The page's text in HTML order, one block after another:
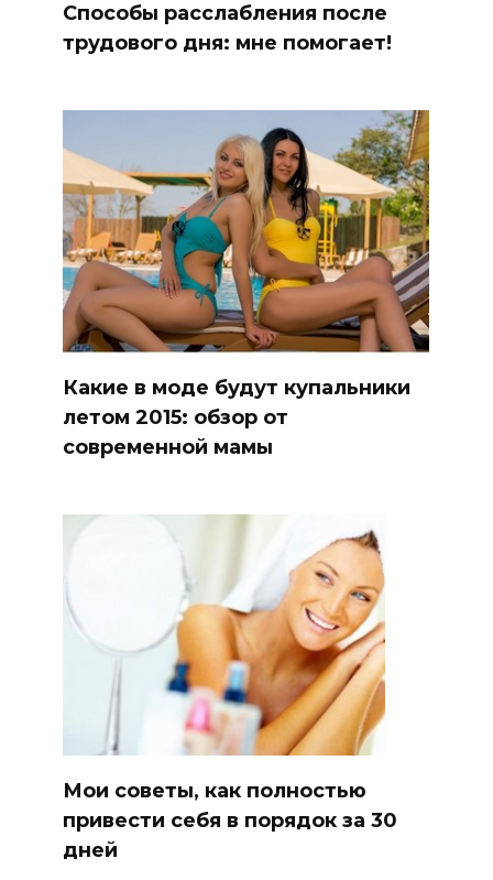
Способы расслабления после
трудового дня: мне помогает!
Какие в моде будут купальники
летом 2015: обзор от
современной мамы
Мои советы, как полностью
привести себя в порядок за 30
дней